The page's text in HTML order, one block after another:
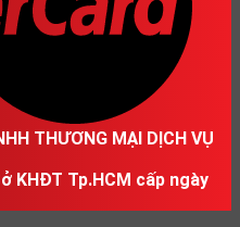
THƯƠNG MẠI DỊCH VỤ
KHĐT Tp.HCM cấp ngày